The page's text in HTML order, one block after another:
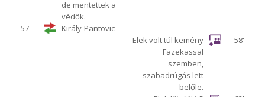
de mentettek a
védők.
57'
Király-Pantovic
58'
Elek volt túl kemény
Fazekassal
szemben,
szabadrúgás lett
belőle.